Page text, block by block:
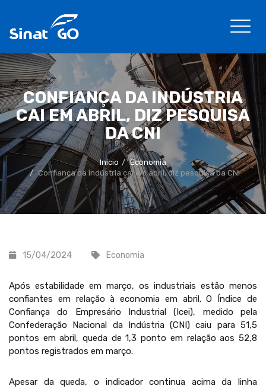
CONFIANÇA DA INDÚSTRIA
CAI EM ABRIL, DIZ PESQUISA
DA CNI
Início
Economia
Confiança da indústria cai em abril, diz pesquisa da CNI
15/04/2024 Economia
Após estabilidade em março, os industriais estão menos
confiantes em relação à economia em abril. O Índice de
Confiança do Empresário Industrial (Icei), medido pela
Confederação Nacional da Indústria (CNI) caiu para 51,5
pontos em abril, queda de 1,3 ponto em relação aos 52,8
pontos registrados em março.
Apesar da queda, o indicador continua acima da linha